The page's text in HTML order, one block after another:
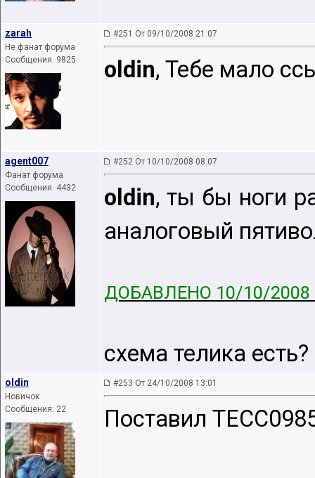
zarah
Не фанат форума
Сообщения: 9825
#251 От 09/10/2008 21:07
oldin, Тебе мало
agent007
Фанат форума
Сообщения: 4432
#252 От 10/10/2008 08:07
oldin, ты бы ноги
аналоговый
ДОБАВЛЕНО 10/10/2008
схема телика есть?
oldin
Новичок
Сообщения: 22
#253 От 24/10/2008 13:01
Поставил